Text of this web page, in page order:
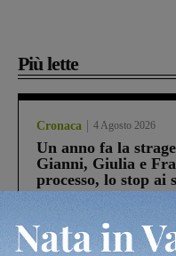
Più lette
Cronaca 4 Agosto 2026
Un anno fa la
Gianni, Giulia e
processo, lo stop ai
Cronaca
Scomparso da una